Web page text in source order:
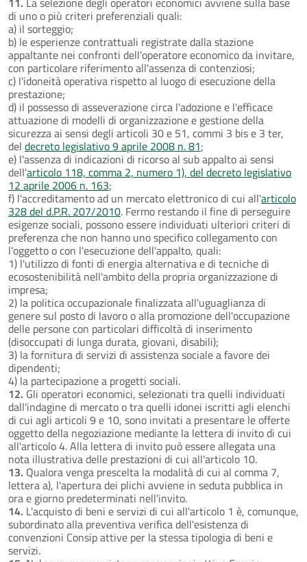
di uno o più criteri preferenziali quali:
a) il sorteggio;
b) le esperienze contrattuali registrate dalla stazione
appaltante nei confronti dell'operatore economico da invitare,
con particolare riferimento all'assenza di contenziosi;
c) l'idoneità operativa rispetto al luogo di esecuzione della
prestazione;
d) il possesso di asseverazione circa l'adozione e l'efficace
attuazione di modelli di organizzazione e gestione della
sicurezza ai sensi degli articoli 30 e 51, commi 3 bis e 3 ter,
del decreto legislativo 9 aprile 2008 n. 81;
e) l'assenza di indicazioni di ricorso al sub appalto ai sensi
dell'articolo 118, comma 2, numero 1), del decreto legislativo
12 aprile 2006 n. 163;
f) l'accreditamento ad un mercato elettronico di cui all'articolo
328 del d.P.R. 207/2010. Fermo restando il fine di perseguire
esigenze sociali, possono essere individuati ulteriori criteri di
preferenza che non hanno uno specifico collegamento con
l'oggetto o con l'esecuzione dell'appalto, quali:
1) l'utilizzo di fonti di energia alternativa e di tecniche di
ecosostenibilità nell'ambito della propria organizzazione di
impresa;
2) la politica occupazionale finalizzata all'uguaglianza di
genere sul posto di lavoro o alla promozione dell'occupazione
delle persone con particolari difficoltà di inserimento
(disoccupati di lunga durata, giovani, disabili);
3) la fornitura di servizi di assistenza sociale a favore dei
dipendenti;
4) la partecipazione a progetti sociali.
12. Gli operatori economici, selezionati tra quelli individuati
dall'indagine di mercato o tra quelli idonei iscritti agli elenchi
di cui agli articoli 9 e 10, sono invitati a presentare le offerte
oggetto della negoziazione mediante la lettera di invito di cui
all'articolo 4. Alla lettera di invito può essere allegata una
nota illustrativa delle prestazioni di cui all'articolo 10.
13. Qualora venga prescelta la modalità di cui al comma 7,
lettera a), l'apertura dei plichi avviene in seduta pubblica in
ora e giorno predeterminati nell'invito.
14. L'acquisto di beni e servizi di cui all'articolo 1 è, comunque,
subordinato alla preventiva verifica dell'esistenza di
convenzioni Consip attive per la stessa tipologia di beni e
servizi.